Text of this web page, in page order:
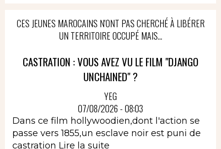
CES JEUNES MAROCAINS N'ONT PAS CHERCHÉ À LIBÉRER
UN TERRITOIRE OCCUPÉ MAIS...
CASTRATION : VOUS AVEZ VU LE FILM "DJANGO
UNCHAINED" ?
YEG
07/08/2026 - 08:03
Dans ce film hollywoodien,dont l'action se
passe vers 1855,un esclave noir est puni de
castration Lire la suite